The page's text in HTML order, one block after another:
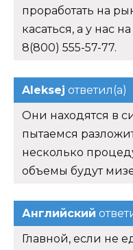
проработать на
касаться, а у нас
8(800) 555-57-77.
Aleksej ответил(а)
Они находятся в
пытаемся
несколько
объемы будут
Английский
Главной, если не